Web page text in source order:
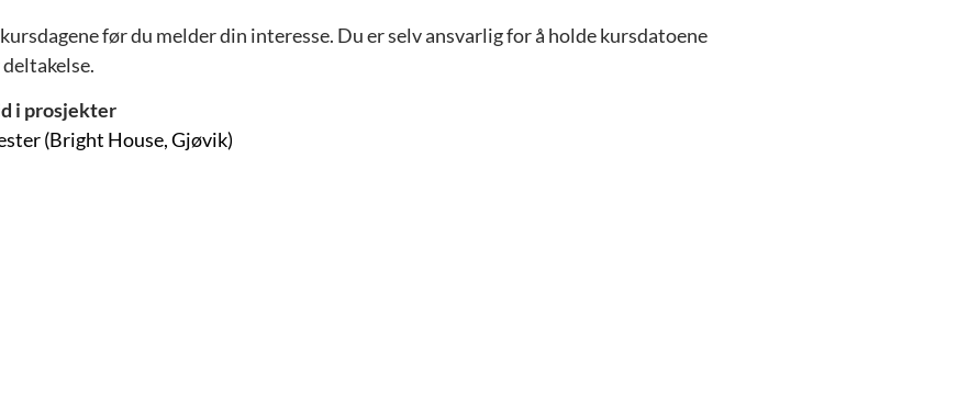
kursdagene før du melder din interesse. Du er selv ansvarlig for å holde kursdatoene
i prosjekter
(Bright House, Gjøvik)